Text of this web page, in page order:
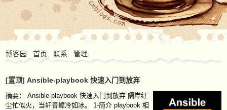
博客园 首页 联系 管理
[置顶] Ansible-playbook 快速入门到放弃
摘要：Ansible-playbook 快速入门到放弃 隔岸红
尘忙似火，当轩青嶂冷如冰。 1-简介 playbook 相